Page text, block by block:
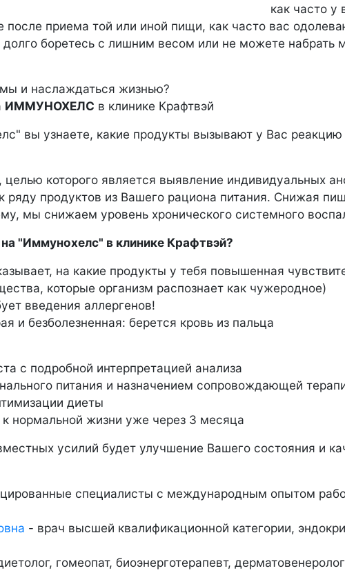
как часто у
после приема той или иной пищи, как часто вас
боретесь с лишним весом или не можете набрать
и наслаждаться жизнью?
ИММУНОХЕЛС в клинике Крафтвэй
вы узнаете, какие продукты вызывают у Вас реакцию
целью которого является выявление индивидуальных
ряду продуктов из Вашего рациона питания. Снижая
мы снижаем уровень хронического системного
"Иммунохелс" в клинике Крафтвэй?
на какие продукты у тебя повышенная
которые организм распознает как чужеродное)
введения аллергенов!
и безболезненная: берется кровь из пальца
с подробной интерпретацией анализа
питания и назначением сопровождающей
диеты
нормальной жизни уже через 3 месяца
усилий будет улучшение Вашего состояния и
специалисты с международным опытом
- врач высшей квалификационной категории,
гомеопат, биоэнерготерапевт, дерматовенеролог